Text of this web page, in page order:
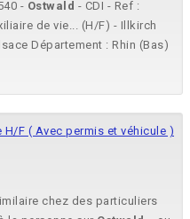
- Ostwald - CDI - Ref :
de vie... (H/F) - Illkirch
Département : Rhin (Bas)
F ( Avec permis et véhicule )
chez des particuliers